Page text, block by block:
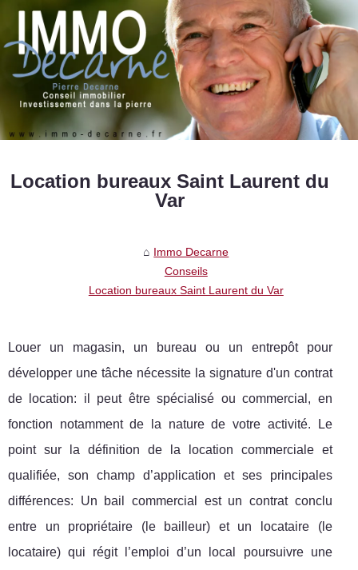
Location bureaux Saint Laurent du
Var
Immo Decarne
Conseils
Location bureaux Saint Laurent du Var
Louer un magasin, un bureau ou un entrepôt pour
développer une tâche nécessite la signature d'un contrat
de location: il peut être spécialisé ou commercial, en
fonction notamment de la nature de votre activité. Le
point sur la définition de la location commerciale et
qualifiée, son champ d’application et ses principales
différences: Un bail commercial est un contrat conclu
entre un propriétaire (le bailleur) et un locataire (le
locataire) qui régit l’emploi d’un local poursuivre une